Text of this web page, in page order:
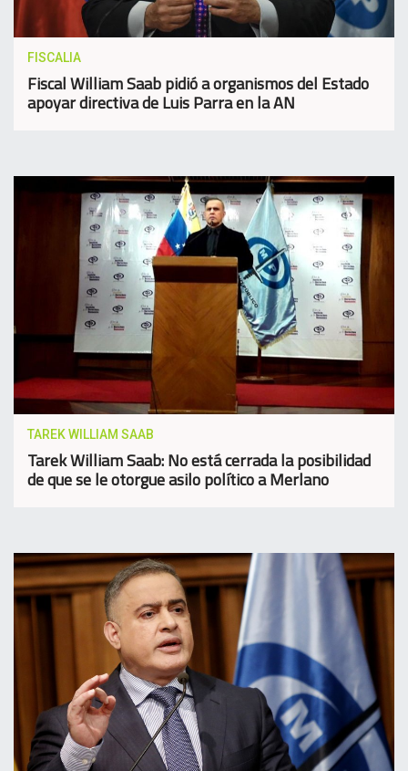
FISCALIA
Fiscal William Saab pidió a organismos del Estado
apoyar directiva de Luis Parra en la AN
TAREK WILLIAM SAAB
Tarek William Saab: No está cerrada la posibilidad
de que se le otorgue asilo político a Merlano